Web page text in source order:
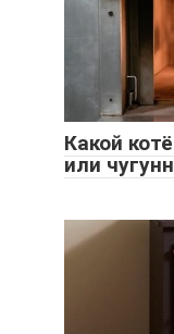
Какой
или